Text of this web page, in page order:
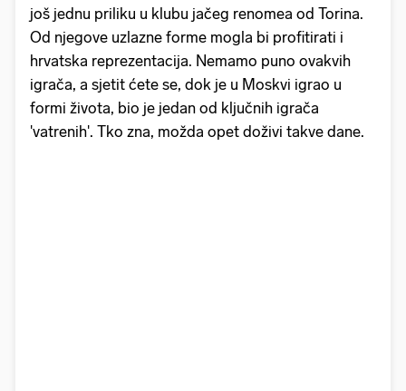
još jednu priliku u klubu jačeg renomea od Torina.
Od njegove uzlazne forme mogla bi profitirati i
hrvatska reprezentacija. Nemamo puno ovakvih
igrača, a sjetit ćete se, dok je u Moskvi igrao u
formi života, bio je jedan od ključnih igrača
'vatrenih'. Tko zna, možda opet doživi takve dane.